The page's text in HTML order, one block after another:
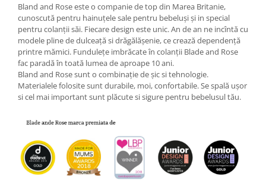
Bland and Rose este o companie de top din Marea Britanie,
cunoscută pentru hainuțele sale pentru bebeluși și in special
pentru colanții săi. Fiecare design este unic. An de an ne incîntă cu
modele pline de dulceață si drăgălășenie, ce crează dependență
printre mămici. Fundulețe imbrăcate în colanții Blade and Rose
fac paradă în toată lumea de aproape 10 ani.
Bland and Rose sunt o combinație de șic si tehnologie.
Materialele folosite sunt durabile, moi, confortabile. Se spală ușor
si cel mai important sunt plăcute si sigure pentru bebelusul tău.